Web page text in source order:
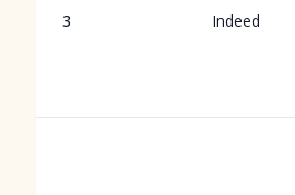
3 Indeed